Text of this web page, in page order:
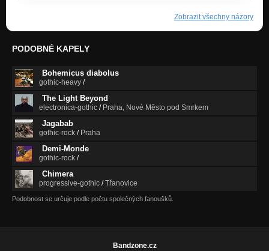
Zobrazit všechny názory
PODOBNÉ KAPELY
Bohemicus diabolus
gothic-heavy /
The Light Beyond
electronica-gothic / Praha, Nové Město pod Smrkem
Jagabab
gothic-rock / Praha
Demi-Monde
gothic-rock /
Chimera
progressive-gothic /Třanovice
Podobnost se určuje podle počtu společných fanoušků.
Bandzone.cz